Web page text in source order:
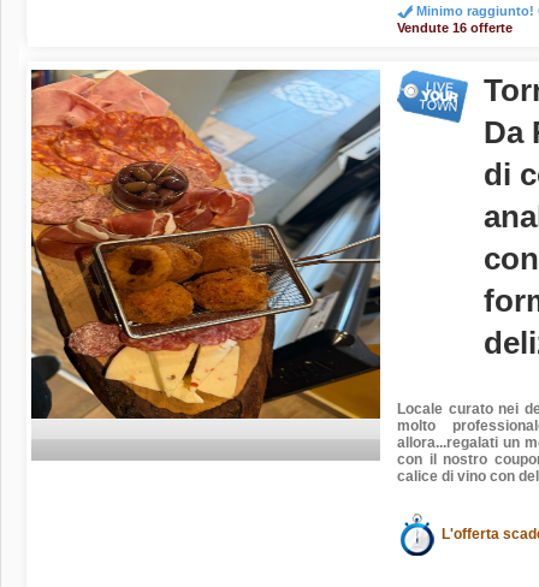
Minimo raggiunto!
Vendute 16 offerte
Da
di
Locale curato nei
molto
allora...regalati un
con il nostro
calice di vino con
L'offerta